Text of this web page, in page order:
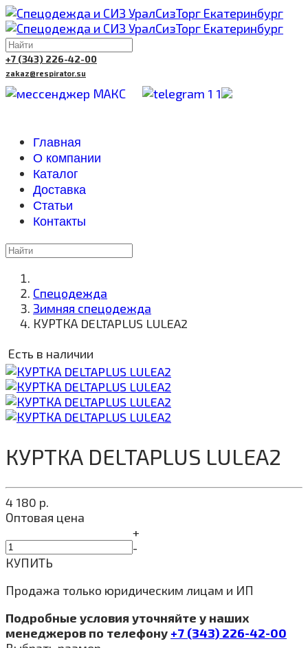
+7 (343) 226-42-00
zakaz@respirator.su
Главная
О компании
Каталог
Доставка
Cтатьи
Контакты
Спецодежда
Зимняя спецодежда
КУРТКА DELTAPLUS LULEA2
Есть в наличии
КУРТКА DELTAPLUS LULEA2
4 180 р.
Оптовая цена
+
-
КУПИТЬ
Продажа только юридическим лицам и ИП
Подробные условия уточняйте у наших
менеджеров по телефону +7 (343) 226-42-00